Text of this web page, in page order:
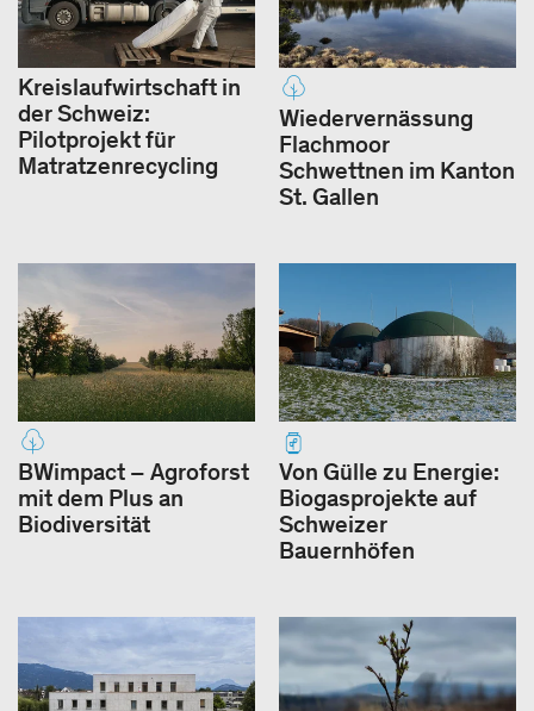
Kreislaufwirtschaft in
der Schweiz:
Pilotprojekt für
Matratzenrecycling
Wiedervernässung
Flachmoor
Schwettnen im Kanton
St. Gallen
BWimpact – Agroforst
mit dem Plus an
Biodiversität
Von Gülle zu Energie:
Biogasprojekte auf
Schweizer
Bauernhöfen